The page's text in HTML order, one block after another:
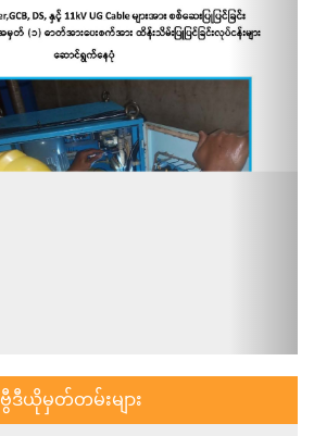
ဗွီဒီယိုမှတ်တမ်းများ